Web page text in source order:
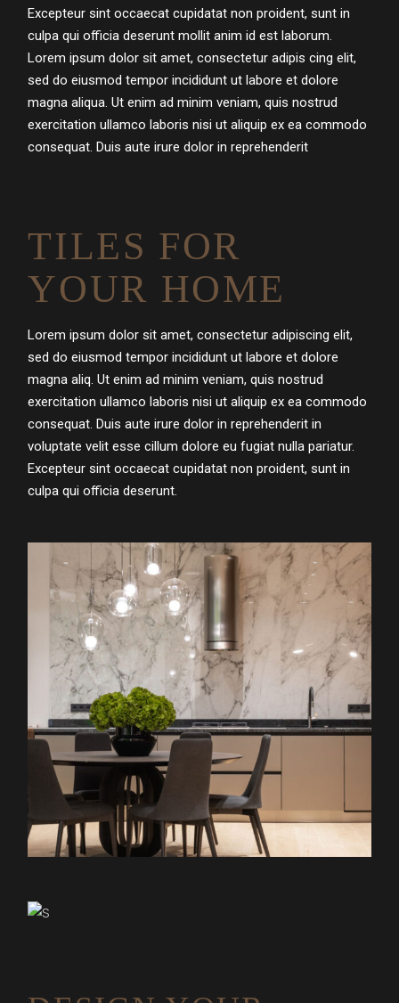
Excepteur sint occaecat cupidatat non proident, sunt in
culpa qui officia deserunt mollit anim id est laborum.
Lorem ipsum dolor sit amet, consectetur adipis cing elit,
sed do eiusmod tempor incididunt ut labore et dolore
magna aliqua. Ut enim ad minim veniam, quis nostrud
exercitation ullamco laboris nisi ut aliquip ex ea commodo
consequat. Duis aute irure dolor in reprehenderit
TILES FOR
YOUR HOME
Lorem ipsum dolor sit amet, consectetur adipiscing elit,
sed do eiusmod tempor incididunt ut labore et dolore
magna aliq. Ut enim ad minim veniam, quis nostrud
exercitation ullamco laboris nisi ut aliquip ex ea commodo
consequat. Duis aute irure dolor in reprehenderit in
voluptate velit esse cillum dolore eu fugiat nulla pariatur.
Excepteur sint occaecat cupidatat non proident, sunt in
culpa qui officia deserunt.